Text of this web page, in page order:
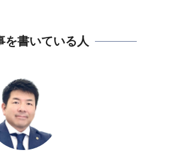
を書いている人